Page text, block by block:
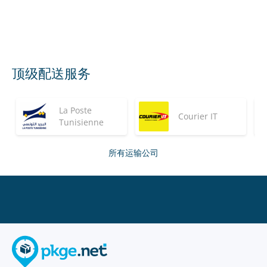
顶级配送服务
La Poste
Tunisienne
Courier IT
所有运输公司